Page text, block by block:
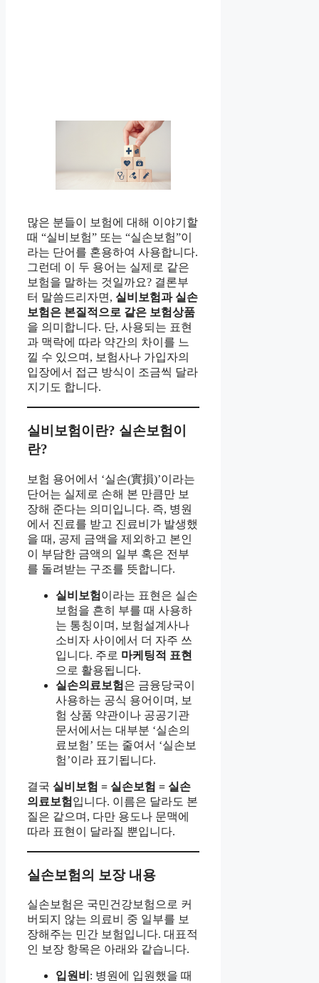
​많은 분들이 보험에 대해 이야기할
때 “실비보험” 또는 “실손보험”이
라는 단어를 혼용하여 사용합니다.
그런데 이 두 용어는 실제로 같은
보험을 말하는 것일까요? 결론부
터 말씀드리자면, 실비보험과 실손
보험은 본질적으로 같은 보험상품
을 의미합니다. 단, 사용되는 표현
과 맥락에 따라 약간의 차이를 느
낄 수 있으며, 보험사나 가입자의
입장에서 접근 방식이 조금씩 달라
지기도 합니다.
실비보험이란? 실손보험이
란?
보험 용어에서 ‘실손(實損)’이라는
단어는 실제로 손해 본 만큼만 보
장해 준다는 의미입니다. 즉, 병원
에서 진료를 받고 진료비가 발생했
을 때, 공제 금액을 제외하고 본인
이 부담한 금액의 일부 혹은 전부
를 돌려받는 구조를 뜻합니다.
실비보험 이라는 표현은 실손
보험을 흔히 부를 때 사용하
는 통칭이며, 보험설계사나
소비자 사이에서 더 자주 쓰
입니다. 주로 마케팅적 표현
으로 활용됩니다.
실손의료보험 은 금융당국이
사용하는 공식 용어이며, 보
험 상품 약관이나 공공기관
문서에서는 대부분 ‘실손의
료보험’ 또는 줄여서 ‘실손보
험’이라 표기됩니다.
결국 실비보험 = 실손보험 = 실손
의료보험 입니다. 이름은 달라도 본
질은 같으며, 다만 용도나 문맥에
따라 표현이 달라질 뿐입니다.
실손보험의 보장 내용
실손보험은 국민건강보험으로 커
버되지 않는 의료비 중 일부를 보
장해주는 민간 보험입니다. 대표적
인 보장 항목은 아래와 같습니다.
입원비 : 병원에 입원했을 때